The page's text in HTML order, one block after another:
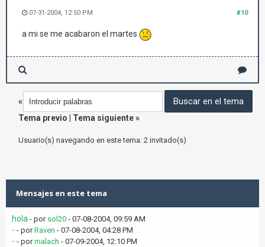
#10
07-31-2004, 12:50 PM
a mi se me acabaron el martes
«
Tema previo
Tema siguiente»
Usuario(s) navegando en este tema: 2 invitado(s)
Mensajes en este tema
hola - por sol20 - 07-08-2004, 09:59 AM
- - porRaven - 07-08-2004, 04:28 PM
- - pormalach - 07-09-2004, 12:10 PM